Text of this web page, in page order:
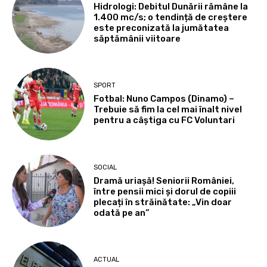
Hidrologi: Debitul Dunării rămâne la
1.400 mc/s; o tendință de creștere
este preconizată la jumătatea
săptămânii viitoare
SPORT
Fotbal: Nuno Campos (Dinamo) –
Trebuie să fim la cel mai înalt nivel
pentru a câștiga cu FC Voluntari
SOCIAL
Dramă uriașă! Seniorii României,
între pensii mici și dorul de copiii
plecați în străinătate: „Vin doar
odată pe an”
ACTUAL